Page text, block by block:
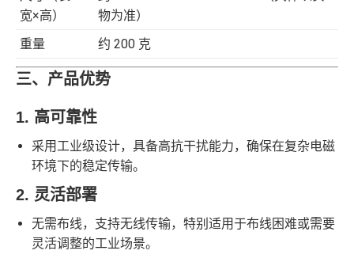
宽×高）
物为准）
重量
约 200 克
三、产品优势
1. 高可靠性
采用工业级设计，具备高抗干扰能力，确保在复杂电磁
环境下的稳定传输。
2. 灵活部署
无需布线，支持无线传输，特别适用于布线困难或需要
灵活调整的工业场景。